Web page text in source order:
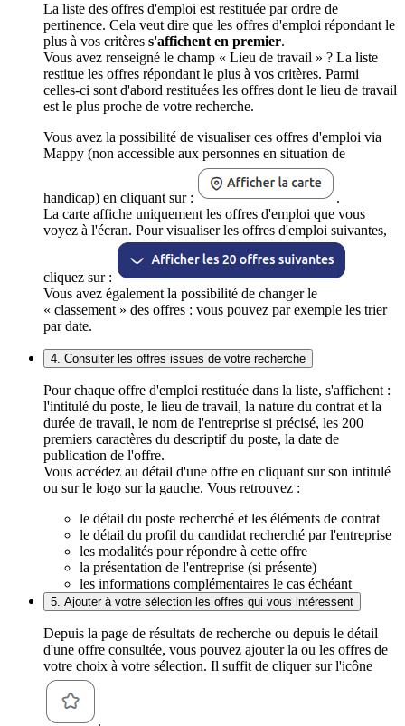
La liste des offres d'emploi est restituée par ordre de
pertinence. Cela veut dire que les offres d'emploi répondant le
plus à vos critères s'affichent en premier.
Vous avez renseigné le champ « Lieu de travail » ? La liste
restitue les offres répondant le plus à vos critères. Parmi
celles-ci sont d'abord restituées les offres dont le lieu de travail
est le plus proche de votre recherche.
Vous avez la possibilité de visualiser ces offres d'emploi via
Mappy (non accessible aux personnes en situation de
handicap) en cliquant sur :
.
La carte affiche uniquement les offres d'emploi que vous
voyez à l'écran. Pour visualiser les offres d'emploi suivantes,
cliquez sur :
Vous avez également la possibilité de changer le
« classement » des offres : vous pouvez par exemple les trier
par date.
4. Consulter les offres issues de votre recherche
Pour chaque offre d'emploi restituée dans la liste, s'affichent :
l'intitulé du poste, le lieu de travail, la nature du contrat et la
durée de travail, le nom de l'entreprise si précisé, les 200
premiers caractères du descriptif du poste, la date de
publication de l'offre.
Vous accédez au détail d'une offre en cliquant sur son intitulé
ou sur le logo sur la gauche. Vous retrouvez :
le détail du poste recherché et les éléments de contrat
le détail du profil du candidat recherché par l'entreprise
les modalités pour répondre à cette offre
la présentation de l'entreprise (si présente)
les informations complémentaires le cas échéant
5. Ajouter à votre sélection les offres qui vous intéressent
Depuis la page de résultats de recherche ou depuis le détail
d'une offre consultée, vous pouvez ajouter la ou les offres de
votre choix à votre sélection. Il suffit de cliquer sur l'icône
.